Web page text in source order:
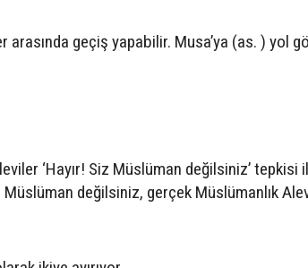
geçiş yapabilir. Musa’ya (as. ) yol
‘Hayır! Siz Müslüman değilsiniz’ tepkisi
Müslüman değilsiniz, gerçek Müslümanlık